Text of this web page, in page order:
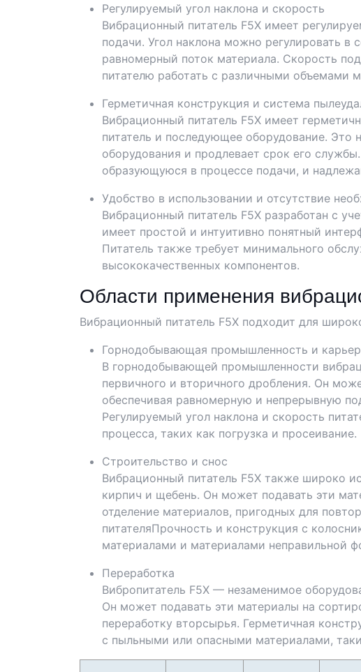
Регулируемый угол наклона и скорость
Вибрационный питатель F5X имеет
подачи. Угол наклона можно регулировать в
равномерный поток материала. Скорость
питателю работать с различными объемами
Герметичная конструкция и система
Вибрационный питатель F5X имеет
питатель и последующее оборудование. Это
оборудования и продлевает срок его
образующуюся в процессе подачи, и
Удобство в использовании и отсутствие
Вибрационный питатель F5X разработан с
имеет простой и интуитивно понятный
Питатель также требует минимального
высококачественных компонентов.
Области применения
Вибрационный питатель F5X подходит для
Горнодобывающая промышленность и
В горнодобывающей промышленности
первичного и вторичного дробления. Он
обеспечивая равномерную и непрерывную
Регулируемый угол наклона и скорость
процесса, таких как погрузка и просеивание.
Строительство и снос
Вибрационный питатель F5X также широко
кирпич и щебень. Он может подавать эти
отделение материалов, пригодных для
питателяПрочность и конструкция с
материалами и материалами неправильной
Переработка
Вибропитатель F5X — незаменимое
Он может подавать эти материалы на
переработку вторсырья. Герметичная
с пыльными или опасными материалами,